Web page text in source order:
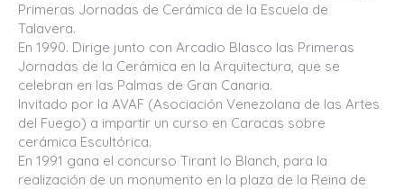
Primeras Jornadas de Cerámica de la Escuela de
Talavera.
En 1990. Dirige junto con Arcadio Blasco las Primeras
Jornadas de la Cerámica en la Arquitectura, que se
celebran en las Palmas de Gran Canaria.
Invitado por la AVAF (Asociación Venezolana de las Artes
del Fuego) a impartir un curso en Caracas sobre
cerámica Escultórica.
En 1991 gana el concurso Tirant lo Blanch, para la
realización de un monumento en la plaza de la Reina de